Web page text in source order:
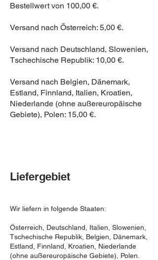
Bestellwert von 100,00 €.
Versand nach Österreich: 5,00 €.
Versand nach Deutschland, Slowenien,
Tschechische Republik: 10,00 €.
Versand nach Belgien, Dänemark,
Estland, Finnland, Italien, Kroatien,
Niederlande (ohne außereuropäische
Gebiete), Polen: 15,00 €.
Liefergebiet
Wir liefern in folgende Staaten:
Österreich, Deutschland, Italien, Slowenien,
Tschechische Republik, Belgien, Dänemark,
Estland, Finnland, Kroatien, Niederlande
(ohne außereuropäische Gebiete), Polen.